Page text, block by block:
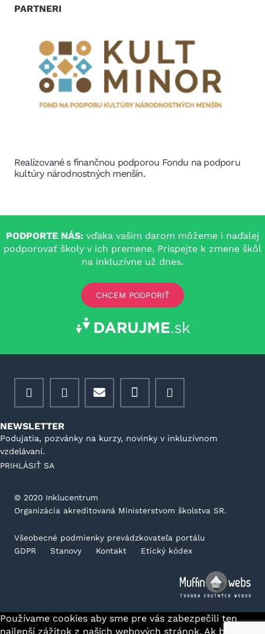
PARTNERI
Realizované s finančnou podporou Fondu na podporu
kultúry národnostných menšín.
PODPORTE NÁS: vďaka vašim darom môžeme i naďalej
podporovať školy v ich premene. Prispejte k zmene škôl
na inkluzívne už dnes.
CHCEM PODPORIŤ
NEWSLETTER
Podujatia, pozvánky na kurzy, novinky v inkluzívnom
vzdelávaní.
PRIHLÁSIŤ SA
©️ 2020 Inklucentrum
Organizácia akreditovaná Ministerstvom školstva SR.
Všeobecné podmienky prevádzkovateľa portálu
GDPR
Stanovy Kontakt Etický kódex
Používame cookies aby sme pre vás zabezpečili ten
najlepší zážitok z našich webových stránok. Ak budete